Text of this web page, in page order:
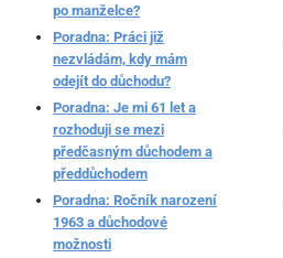
po manželce?
Poradna: Práci již
nezvládám, kdy mám
odejít do důchodu?
Poradna: Je mi 61 let a
rozhoduji se mezi
předčasným důchodem a
předdůchodem
Poradna: Ročník narození
1963 a důchodové
možnosti